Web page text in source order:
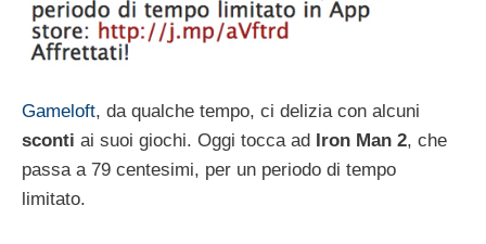
Gameloft, da qualche tempo, ci delizia con alcuni
sconti ai suoi giochi. Oggi tocca ad Iron Man 2, che
passa a 79 centesimi, per un periodo di tempo
limitato.